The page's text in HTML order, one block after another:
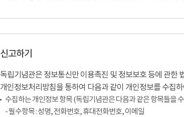
신고하기
독립기념관은 정보통신만 이용촉진 및 정보보호 등에 관한
개인정보처리방침을 통하여 다음과 같이 개인정보를 수집
수집하는 개인정보 항목 (독립기념관은 다음과 같은 항목들을
- 필수항목 : 성명, 전화번호, 휴대전화번호, 이메일